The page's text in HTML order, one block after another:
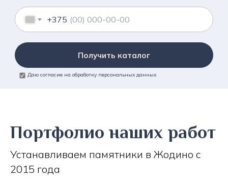
+375
Получить каталог
Даю согласие на обработку персональных данных
Портфолио наших работ
Устанавливаем памятники в Жодино с
2015 года